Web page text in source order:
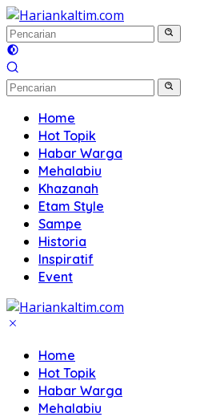
Langsung
ke
konten
Home
Hot Topik
Habar Warga
Mehalabiu
Khazanah
Etam Style
Sampe
Historia
Inspiratif
Event
Home
Hot Topik
Habar Warga
Mehalabiu